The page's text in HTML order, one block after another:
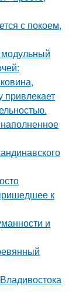
с покоем,
модульный
привлекает
к
и